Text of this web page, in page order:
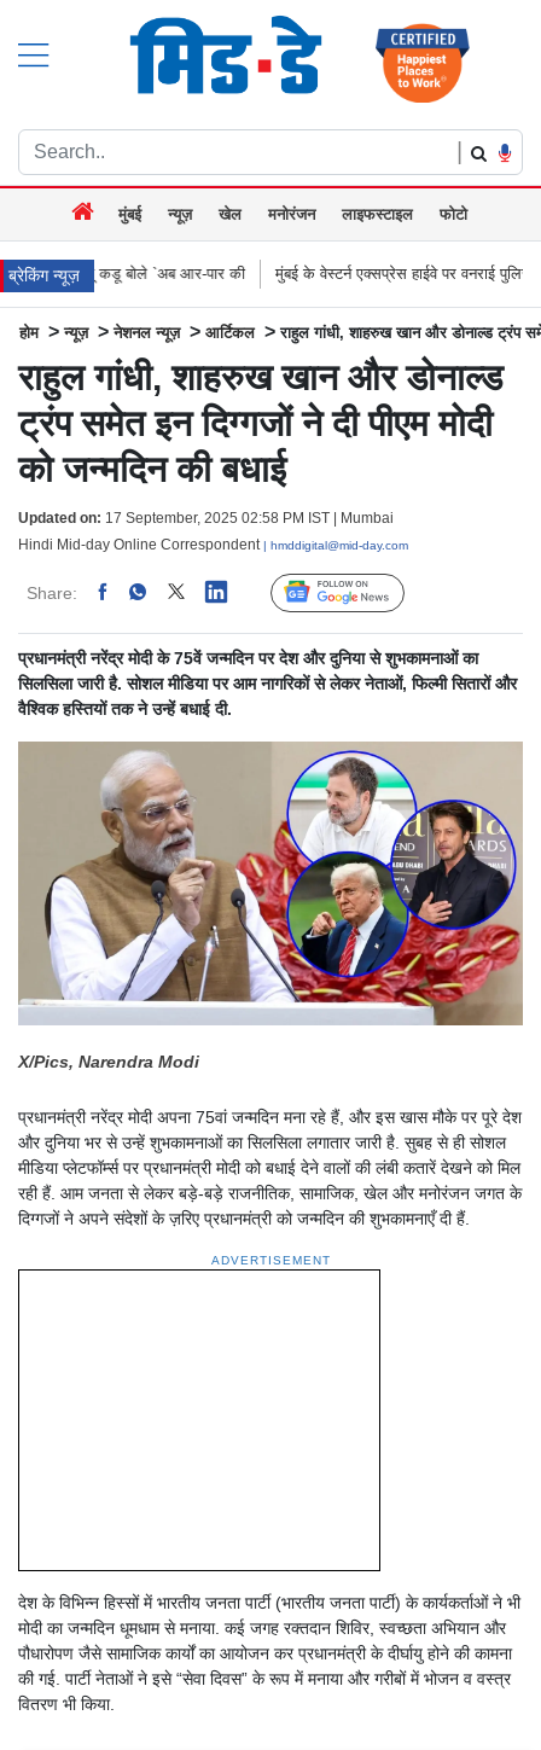
|
मुंबई न्यूज़ खेल मनोरंजन लाइफस्टाइल फोटो
ब्रेकिंग न्यूज़
आर-पार की मुंबई के वेस्टर्न एक्सप्रेस हाईवे पर वनराई पुलिस की कार्रवाई, अवैध बैनर और
होम >न्यूज़ >नेशनल न्यूज़ > आर्टिकल >राहुल गांधी, शाहरुख खान और डोनाल्ड ट्रंप
राहुल गांधी, शाहरुख खान और डोनाल्ड
ट्रंप समेत इन दिग्गजों ने दी पीएम मोदी
को जन्मदिन की बधाई
Updated on: 17 September, 2025 02:58 PM IST | Mumbai
Hindi Mid-day Online Correspondent | hmddigital@mid-day.com
Share: Linked Follow Us
प्रधानमंत्री नरेंद्र मोदी के 75वें जन्मदिन पर देश और दुनिया से शुभकामनाओं का
सिलसिला जारी है. सोशल मीडिया पर आम नागरिकों से लेकर नेताओं, फिल्मी सितारों और
वैश्विक हस्तियों तक ने उन्हें बधाई दी.
X/Pics, Narendra Modi
प्रधानमंत्री नरेंद्र मोदी अपना 75वां जन्मदिन मना रहे हैं, और इस खास मौके पर पूरे देश
और दुनिया भर से उन्हें शुभकामनाओं का सिलसिला लगातार जारी है. सुबह से ही सोशल
मीडिया प्लेटफॉर्म्स पर प्रधानमंत्री मोदी को बधाई देने वालों की लंबी कतारें देखने को मिल
रही हैं. आम जनता से लेकर बड़े-बड़े राजनीतिक, सामाजिक, खेल और मनोरंजन जगत के
दिग्गजों ने अपने संदेशों के ज़रिए प्रधानमंत्री को जन्मदिन की शुभकामनाएँ दी हैं.
ADVERTISEMENT
देश के विभिन्न हिस्सों में भारतीय जनता पार्टी (भारतीय जनता पार्टी) के कार्यकर्ताओं ने भी
मोदी का जन्मदिन धूमधाम से मनाया. कई जगह रक्तदान शिविर, स्वच्छता अभियान और
पौधारोपण जैसे सामाजिक कार्यों का आयोजन कर प्रधानमंत्री के दीर्घायु होने की कामना
की गई. पार्टी नेताओं ने इसे “सेवा दिवस” के रूप में मनाया और गरीबों में भोजन व वस्त्र
वितरण भी किया.